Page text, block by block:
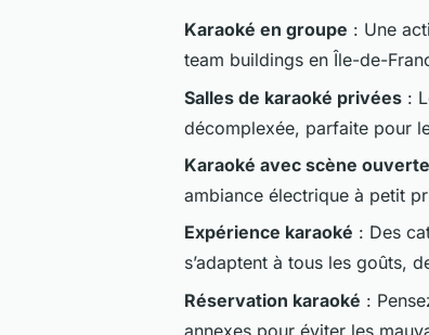
Karaoké en groupe : Une
team buildings en Île-de-
Salles de karaoké privées :
décomplexée, parfaite pour
Karaoké avec scène ouverte
ambiance électrique à petit
Expérience karaoké : Des
s’adaptent à tous les goûts,
Réservation karaoké :
annexes pour éviter les